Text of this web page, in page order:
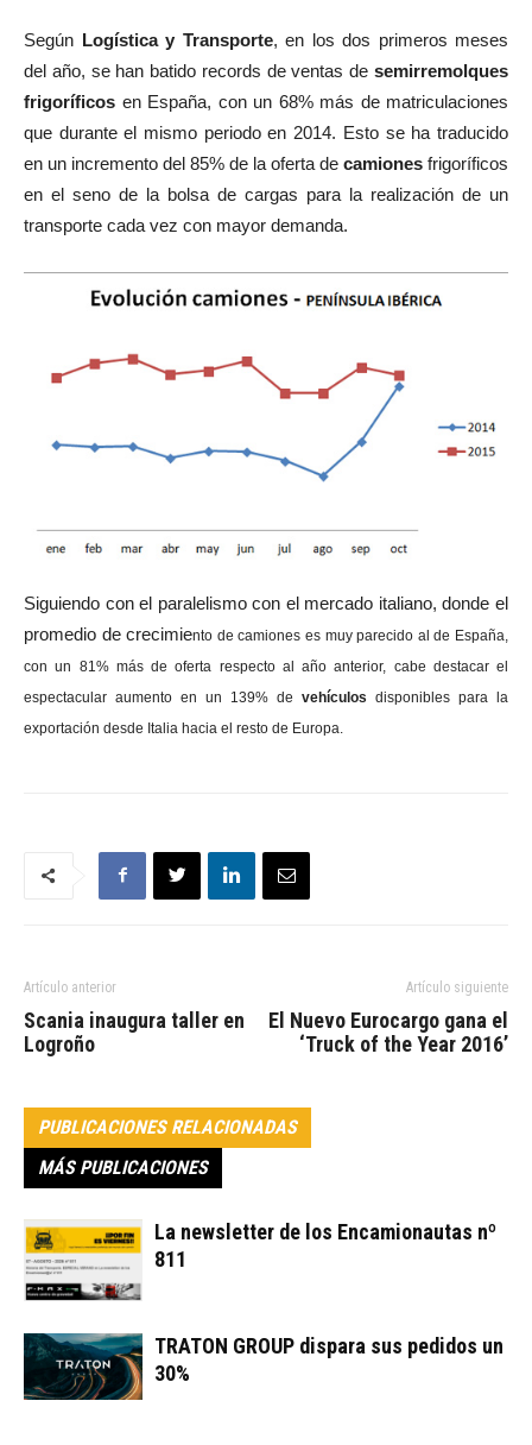
Según Logística y Transporte, en los dos primeros meses
del año, se han batido records de ventas de semirremolques
frigoríficos en España, con un 68% más de matriculaciones
que durante el mismo periodo en 2014. Esto se ha traducido
en un incremento del 85% de la oferta de camiones frigoríficos
en el seno de la bolsa de cargas para la realización de un
transporte cada vez con mayor demanda.
Siguiendo con el paralelismo con el mercado italiano, donde el
promedio de crecimiento de camiones es muy parecido al de España,
con un 81% más de oferta respecto al año anterior, cabe destacar el
espectacular aumento en un 139% de vehículos disponibles para la
exportación desde Italia hacia el resto de Europa.
Artículo anterior
Scania inaugura taller en
Logroño
Artículo siguiente
El Nuevo Eurocargo gana el
‘Truck of the Year 2016’
PUBLICACIONES RELACIONADAS
MÁS PUBLICACIONES
La newsletter de los Encamionautas nº
811
TRATON GROUP dispara sus pedidos un
30%